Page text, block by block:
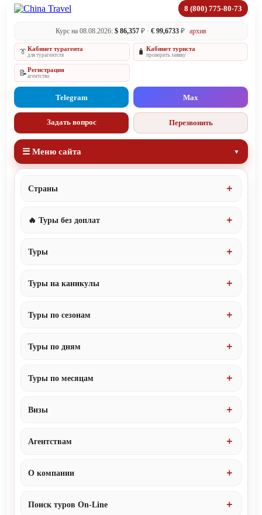
8 (800) 775-80-73
Курс на 08.08.2026: $ 86,357 ₽ · € 99,6733 ₽ архив
👔Кабинет турагента
для турагентств 🧳 Кабинет туриста
проверить заявку
📝Регистрация
агентство
Telegram Max
Задать вопрос Перезвонить
☰ Меню сайта
Страны
🔥 Туры без доплат
Туры
Туры на каникулы
Туры по сезонам
Туры по дням
Туры по месяцам
Визы
Агентствам
О компании
Поиск туров On-Line